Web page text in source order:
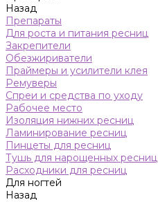
Назад
Препараты
Для роста и питания ресниц
Закрепители
Обезжириватели
Праймеры и усилители клея
Ремуверы
Спреи и средства по уходу
Рабочее место
Изоляция нижних ресниц
Ламинирование ресниц
Пинцеты для ресниц
Тушь для нарощенных ресниц
Расходники для ресниц
Для ногтей
Назад